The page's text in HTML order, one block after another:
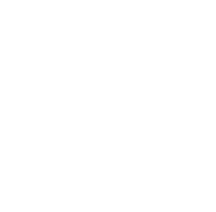
Machado Schütz